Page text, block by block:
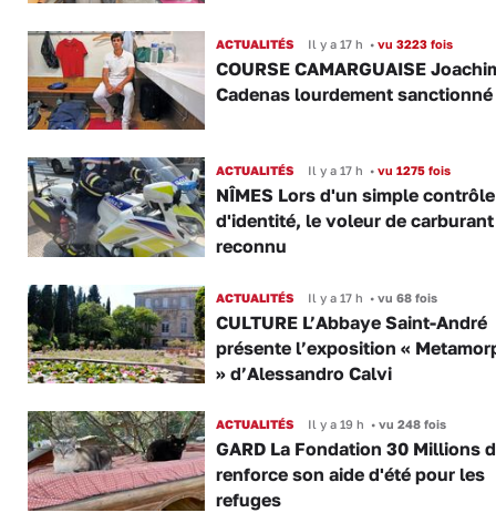
ACTUALITÉS Il y a 17 h •vu 3223 fois
COURSE CAMARGUAISE
Cadenas lourdement sanctionné
ACTUALITÉS Il y a 17 h •vu 1275 fois
NÎMES Lors d'un simple contrôle
d'identité, le voleur de
reconnu
ACTUALITÉS Il y a 17 h •vu 68 fois
CULTURE L’Abbaye Saint-André
présente l’exposition «
» d’Alessandro Calvi
ACTUALITÉS Il y a 19 h •vu 248 fois
GARD La Fondation 30 Millions
renforce son aide d'été pour les
refuges